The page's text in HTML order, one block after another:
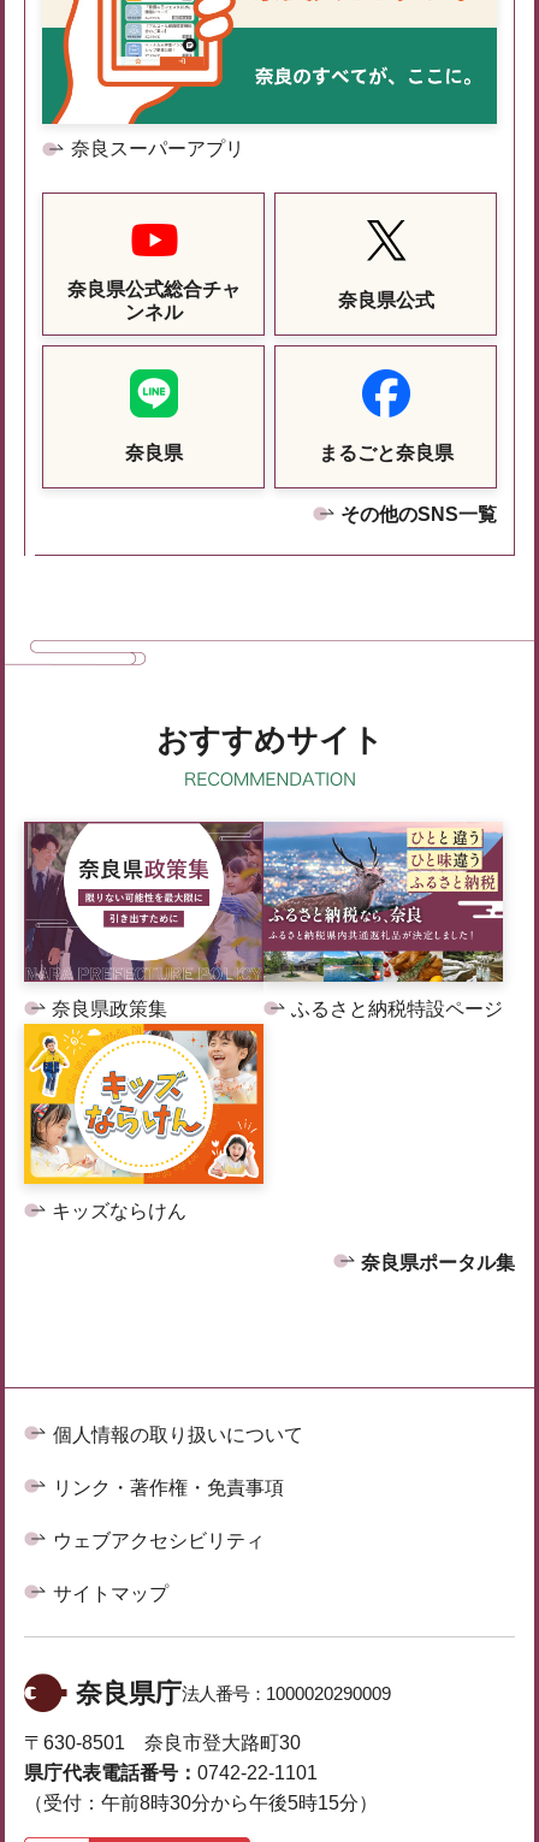
奈良スーパーアプリ
奈良県公式総合チャ
ンネル
奈良県公式
奈良県 まるごと奈良県
その他のSNS一覧
おすすめサイト
奈良県政策集 ふるさと納税特設ページ
キッズならけん
奈良県ポータル集
個人情報の取り扱いについて
リンク・著作権・免責事項
ウェブアクセシビリティ
サイトマップ
奈良県庁法人番号： 1000020290009
〒630-8501 奈良市登大路町30
県庁代表電話番号： 0742-22-1101
（受付：午前8時30分から午後5時15分）